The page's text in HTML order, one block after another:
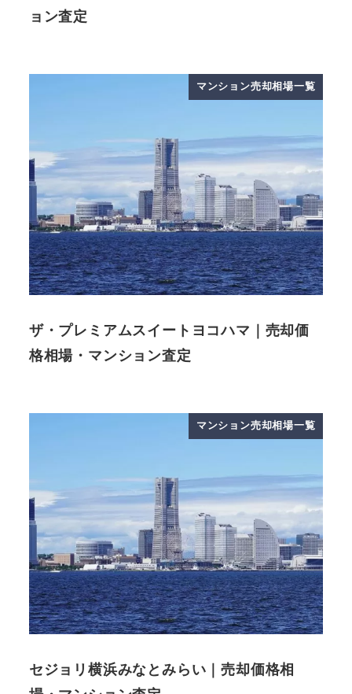
ョン査定
マンション売却相場一覧
ザ・プレミアムスイートヨコハマ｜売却価
格相場・マンション査定
マンション売却相場一覧
セジョリ横浜みなとみらい｜売却価格相